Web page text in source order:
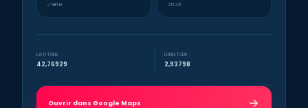
J’aime 2023
LATITUDE
42,76929
LONGITUDE
2,93798
Ouvrir dans Google Maps